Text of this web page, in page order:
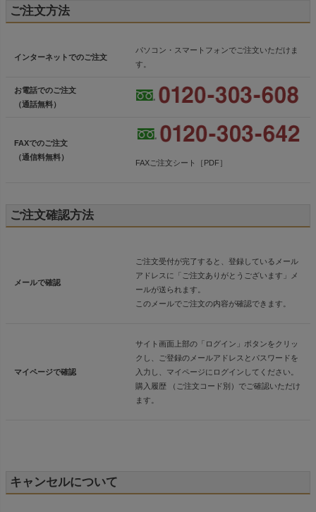
ご注文方法
インターネットでのご注文
パソコン・スマートフォンでご注文いただけま
す。
お電話でのご注文
（通話無料）
FAXでのご注文
（通信料無料）
FAXご注文シート［PDF］
ご注文確認方法
メールで確認
ご注文受付が完了すると、登録しているメール
アドレスに「ご注文ありがとうございます」メ
ールが送られます。
このメールでご注文の内容が確認できます。
マイページで確認
サイト画面上部の「ログイン」ボタンをクリッ
クし、ご登録のメールアドレスとパスワードを
入力し、マイページにログインしてください。
購入履歴 （ご注文コード別）でご確認いただけ
ます。
キャンセルについて